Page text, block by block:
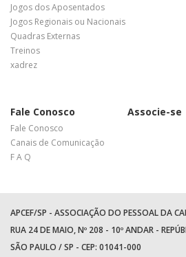
Jogos dos Aposentados
Jogos Regionais ou Nacionais
Quadras Externas
Treinos
xadrez
Fale Conosco
Fale Conosco
Canais de Comunicação
F A Q
Associe-se
APCEF/SP - ASSOCIAÇÃO DO PESSOAL DA
RUA 24 DE MAIO, Nº 208 - 10º ANDAR -
SÃO PAULO / SP - CEP: 01041-000